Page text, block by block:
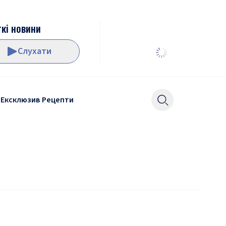
новини
Слухати
Ексклюзив Рецепти